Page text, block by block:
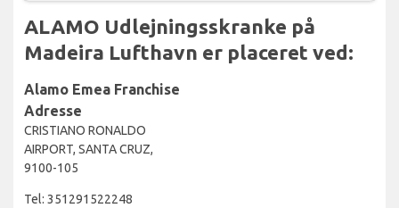
ALAMO Udlejningsskranke på
Madeira Lufthavn er placeret ved:
Alamo Emea Franchise
Adresse
CRISTIANO RONALDO
AIRPORT, SANTA CRUZ,
9100-105
Tel: 351291522248